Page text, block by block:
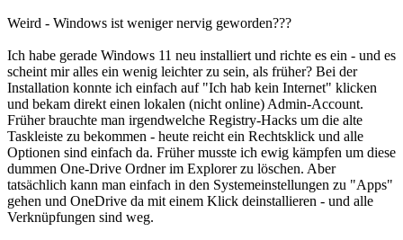
Weird - Windows ist weniger nervig geworden???
Ich habe gerade Windows 11 neu installiert und richte es ein - und es
scheint mir alles ein wenig leichter zu sein, als früher? Bei der
Installation konnte ich einfach auf "Ich hab kein Internet" klicken
und bekam direkt einen lokalen (nicht online) Admin-Account.
Früher brauchte man irgendwelche Registry-Hacks um die alte
Taskleiste zu bekommen - heute reicht ein Rechtsklick und alle
Optionen sind einfach da. Früher musste ich ewig kämpfen um diese
dummen One-Drive Ordner im Explorer zu löschen. Aber
tatsächlich kann man einfach in den Systemeinstellungen zu "Apps"
gehen und OneDrive da mit einem Klick deinstallieren - und alle
Verknüpfungen sind weg.